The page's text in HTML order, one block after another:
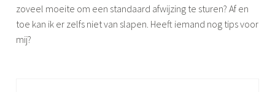
zoveel moeite om een standaard afwijzing te sturen? Af en
toe kan ik er zelfs niet van slapen. Heeft iemand nog tips voor
mij?